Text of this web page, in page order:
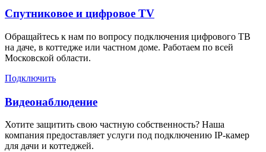
Спутниковое и цифровое TV
Обращайтесь к нам по вопросу подключения цифрового ТВ
на даче, в коттедже или частном доме. Работаем по всей
Московской области.
Подключить
Видеонаблюдение
Хотите защитить свою частную собственность? Наша
компания предоставляет услуги под подключению IP-камер
для дачи и коттеджей.